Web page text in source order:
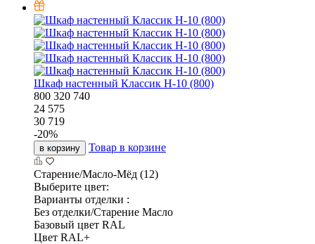
Шкаф настенный Классик Н-10 (800)
800 320 740
24 575
30 719
-20%
в корзину Товар в корзине
Старение/Масло-Мёд (12)
Выберите цвет:
Варианты отделки :
Без отделки/Старение Масло
Базовый цвет RAL
Цвет RAL+